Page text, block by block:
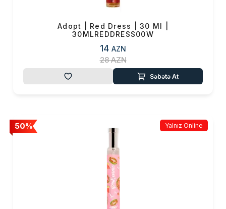
Adopt | Red Dress | 30 Ml |
30MLREDDRESS00W
14 AZN
28AZN
Səbətə At
50% Yalnız Online